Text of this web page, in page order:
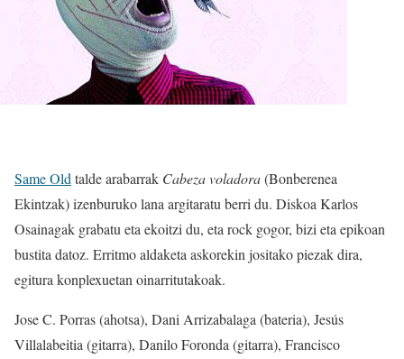
Same Old talde arabarrak Cabeza voladora(Bonberenea
Ekintzak) izenburuko lana argitaratu berri du. Diskoa Karlos
Osainagak grabatu eta ekoitzi du, eta rock gogor, bizi eta epikoan
bustita datoz. Erritmo aldaketa askorekin jositako piezak dira,
egitura konplexuetan oinarritutakoak.
Jose C. Porras (ahotsa), Dani Arrizabalaga (bateria), Jesús
Villalabeitia (gitarra), Danilo Foronda (gitarra), Francisco